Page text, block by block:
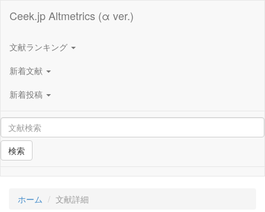
Ceek.jp Altmetrics (α ver.)
文献ランキング
新着文献
新着投稿
検索
ホーム 文献詳細